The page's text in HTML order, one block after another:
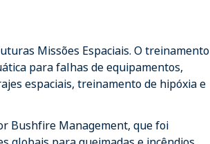
Missões Espaciais. O treinamento
para falhas de equipamentos,
espaciais, treinamento de hipóxia e
Bushfire Management, que foi